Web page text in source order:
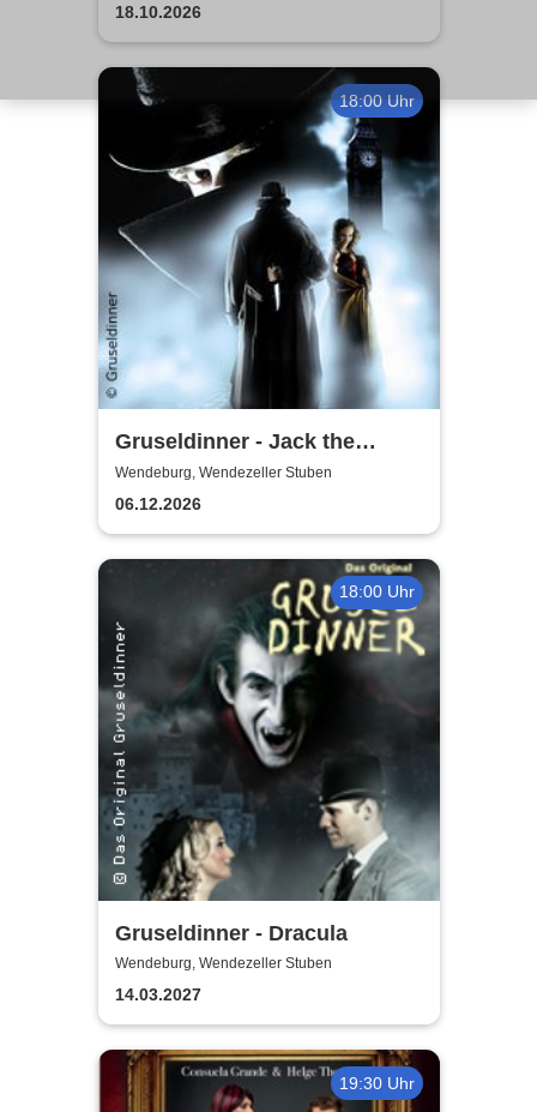
18.10.2026
18:00 Uhr
Gruseldinner - Jack the
Ripper
Wendeburg, Wendezeller Stuben
06.12.2026
18:00 Uhr
Gruseldinner - Dracula
Wendeburg, Wendezeller Stuben
14.03.2027
19:30 Uhr